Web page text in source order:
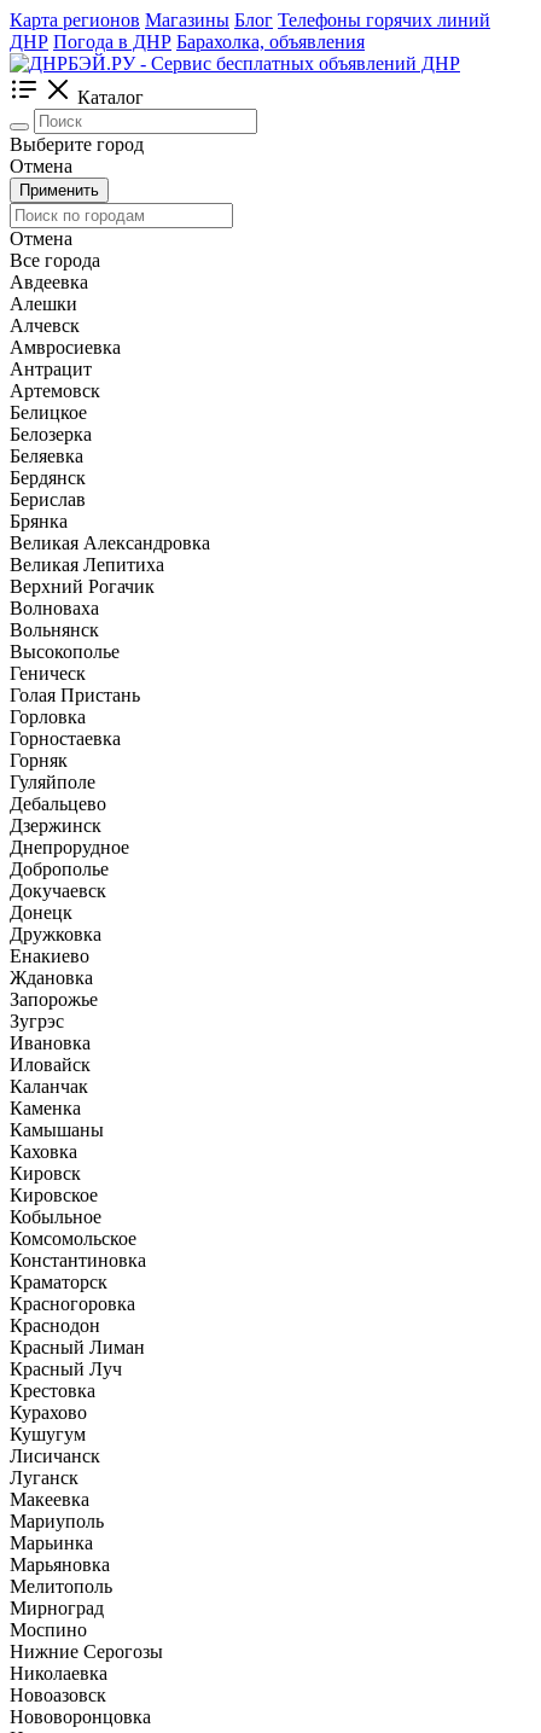
Карта регионов Магазины Блог Телефоны горячих линий
ДНР Погода в ДНР Барахолка, объявления
Каталог
Выберите город
Отмена
Применить
Отмена
Все города
Авдеевка
Алешки
Алчевск
Амвросиевка
Антрацит
Артемовск
Белицкое
Белозерка
Беляевка
Бердянск
Берислав
Брянка
Великая Александровка
Великая Лепитиха
Верхний Рогачик
Волноваха
Вольнянск
Высокополье
Геническ
Голая Пристань
Горловка
Горностаевка
Горняк
Гуляйполе
Дебальцево
Дзержинск
Днепрорудное
Доброполье
Докучаевск
Донецк
Дружковка
Енакиево
Ждановка
Запорожье
Зугрэс
Ивановка
Иловайск
Каланчак
Каменка
Камышаны
Каховка
Кировск
Кировское
Кобыльное
Комсомольское
Константиновка
Краматорск
Красногоровка
Краснодон
Красный Лиман
Красный Луч
Крестовка
Курахово
Кушугум
Лисичанск
Луганск
Макеевка
Мариуполь
Марьинка
Марьяновка
Мелитополь
Мирноград
Моспино
Нижние Серогозы
Николаевка
Новоазовск
Нововоронцовка